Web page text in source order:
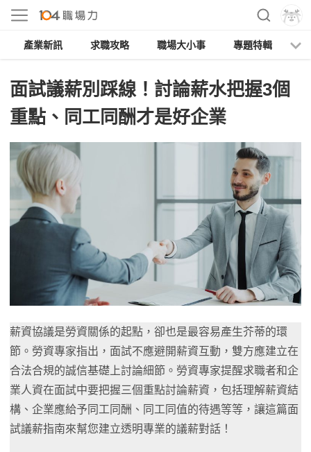
產業新訊 求職攻略 職場大小事 專題特輯
面試議薪別踩線！討論薪水把握3個
重點、同工同酬才是好企業
薪資協議是勞資關係的起點，卻也是最容易產生芥蒂的環
節。勞資專家指出，面試不應避開薪資互動，雙方應建立在
合法合規的誠信基礎上討論細節。勞資專家提醒求職者和企
業人資在面試中要把握三個重點討論薪資，包括理解薪資結
構、企業應給予同工同酬、同工同值的待遇等等，讓這篇面
試議薪指南來幫您建立透明專業的議薪對話！